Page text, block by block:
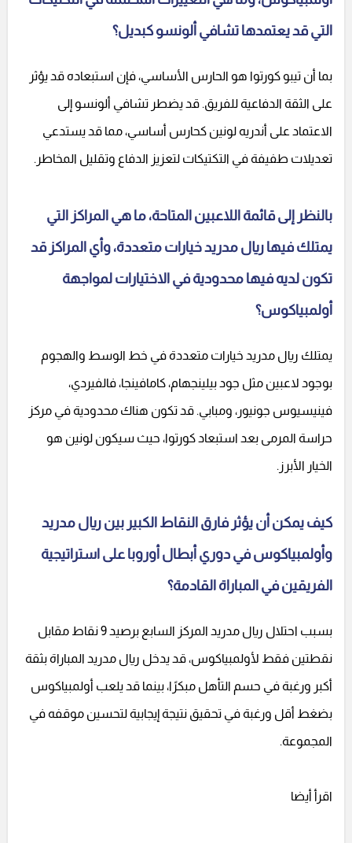
التي قد يعتمدها تشافي ألونسو كبديل؟
بما أن تيبو كورتوا هو الحارس الأساسي، فإن استبعاده قد يؤثر
على الثقة الدفاعية للفريق. قد يضطر تشافي ألونسو إلى
الاعتماد على أندريه لونين كحارس أساسي، مما قد يستدعي
تعديلات طفيفة في التكتيكات لتعزيز الدفاع وتقليل المخاطر.
بالنظر إلى قائمة اللاعبين المتاحة، ما هي المراكز التي
يمتلك فيها ريال مدريد خيارات متعددة، وأي المراكز قد
تكون لديه فيها محدودية في الاختيارات لمواجهة
أولمبياكوس؟
يمتلك ريال مدريد خيارات متعددة في خط الوسط والهجوم
بوجود لاعبين مثل جود بيلينجهام، كامافينجا، فالفيردي،
فينيسيوس جونيور، ومبابي. قد تكون هناك محدودية في مركز
حراسة المرمى بعد استبعاد كورتوا، حيث سيكون لونين هو
الخيار الأبرز.
كيف يمكن أن يؤثر فارق النقاط الكبير بين ريال مدريد
وأولمبياكوس في دوري أبطال أوروبا على استراتيجية
الفريقين في المباراة القادمة؟
بسبب احتلال ريال مدريد المركز السابع برصيد 9 نقاط مقابل
نقطتين فقط لأولمبياكوس، قد يدخل ريال مدريد المباراة بثقة
أكبر ورغبة في حسم التأهل مبكرًا، بينما قد يلعب أولمبياكوس
بضغط أقل ورغبة في تحقيق نتيجة إيجابية لتحسين موقفه في
المجموعة.
اقرأ أيضا